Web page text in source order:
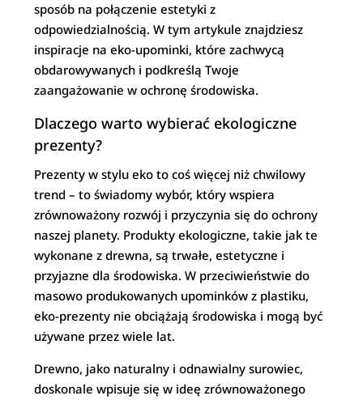
sposób na połączenie estetyki z
odpowiedzialnością. W tym artykule znajdziesz
inspiracje na eko-upominki, które zachwycą
obdarowywanych i podkreślą Twoje
zaangażowanie w ochronę środowiska.
Dlaczego warto wybierać ekologiczne
prezenty?
Prezenty w stylu eko to coś więcej niż chwilowy
trend – to świadomy wybór, który wspiera
zrównoważony rozwój i przyczynia się do ochrony
naszej planety. Produkty ekologiczne, takie jak te
wykonane z drewna, są trwałe, estetyczne i
przyjazne dla środowiska. W przeciwieństwie do
masowo produkowanych upominków z plastiku,
eko-prezenty nie obciążają środowiska i mogą być
używane przez wiele lat.
Drewno, jako naturalny i odnawialny surowiec,
doskonale wpisuje się w ideę zrównoważonego